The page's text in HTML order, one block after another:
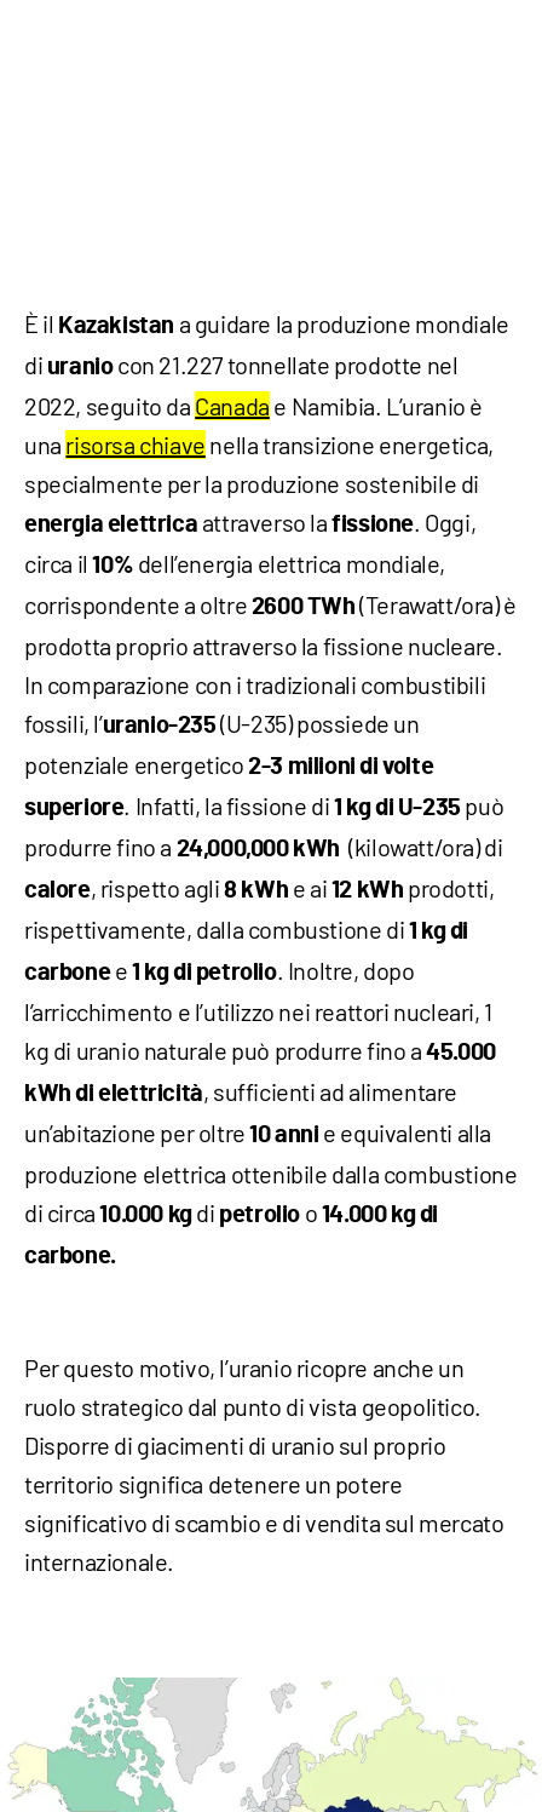
È il Kazakistan a guidare la produzione mondiale
di uraniocon 21.227 tonnellate prodotte nel
2022, seguito da Canada e Namibia. L’uranio è
una risorsa chiave nella transizione energetica,
specialmente per la produzione sostenibile di
energia elettrica attraverso lafissione. Oggi,
circa il10% dell’energia elettrica mondiale,
corrispondente a oltre 2600 TWh (Terawatt/ora) è
prodotta proprio attraverso la fissione nucleare.
In comparazione con i tradizionali combustibili
fossili, l’uranio-235(U-235) possiede un
potenziale energetico2-3 milioni di volte
superiore. Infatti, la fissione di1 kg di U-235può
produrre fino a 24,000,000 kWh (kilowatt/ora) di
calore, rispetto agli8 kWh e ai 12 kWh prodotti,
rispettivamente, dalla combustione di 1 kg di
carbonee1 kg di petrolio. Inoltre, dopo
l’arricchimento e l’utilizzo nei reattori nucleari, 1
kg di uranio naturale può produrre fino a45.000
kWh di elettricità, sufficienti ad alimentare
un’abitazione per oltre10 anni e equivalenti alla
produzione elettrica ottenibile dalla combustione
di circa10.000 kgdi petrolio o 14.000 kg di
carbone.
Per questo motivo, l’uranio ricopre anche un
ruolo strategico dal punto di vista geopolitico.
Disporre di giacimenti di uranio sul proprio
territorio significa detenere un potere
significativo di scambio e di vendita sul mercato
internazionale.